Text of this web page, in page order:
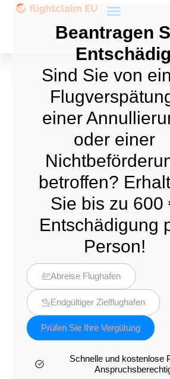
Über uns
Beantragen
Sind Sie von
einer
oder einer
betroffen?
Sie bis zu 600
Entschädigung
Person!
Abreise Flughafen
Endgültiger Zielflughafen
Prüfen Sie Ihre Vergütung
Schnelle und kostenlose